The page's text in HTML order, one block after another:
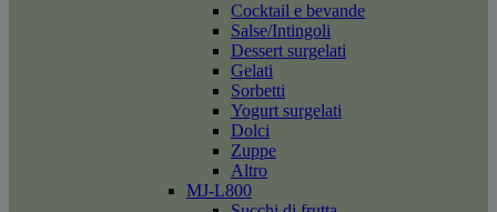
Cocktail e bevande
Salse/Intingoli
Dessert surgelati
Gelati
Sorbetti
Yogurt surgelati
Dolci
Zuppe
Altro
MJ-L800